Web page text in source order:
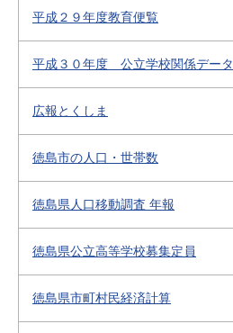
平成２９年度教育便覧
平成３０年度 公立学校関係データ
広報とくしま
徳島市の人口・世帯数
徳島県人口移動調査 年報
徳島県公立高等学校募集定員
徳島県市町村民経済計算